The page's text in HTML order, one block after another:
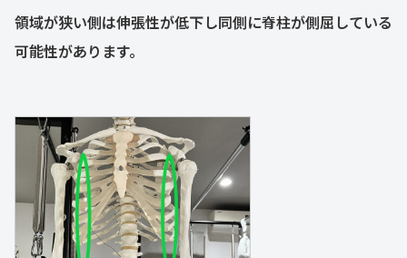
領域が狭い側は伸張性が低下し同側に脊柱が側屈している
可能性があります。